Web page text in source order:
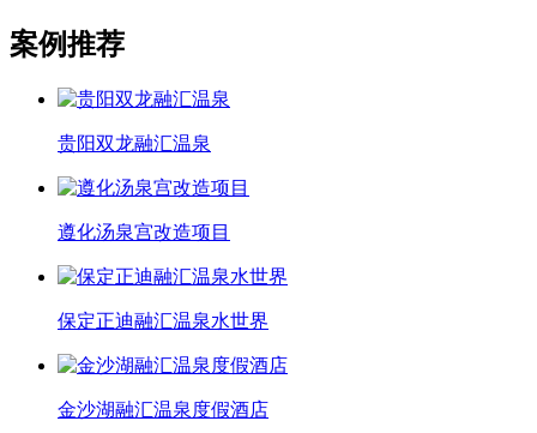
案例推荐
贵阳双龙融汇温泉
遵化汤泉宫改造项目
保定正迪融汇温泉水世界
金沙湖融汇温泉度假酒店